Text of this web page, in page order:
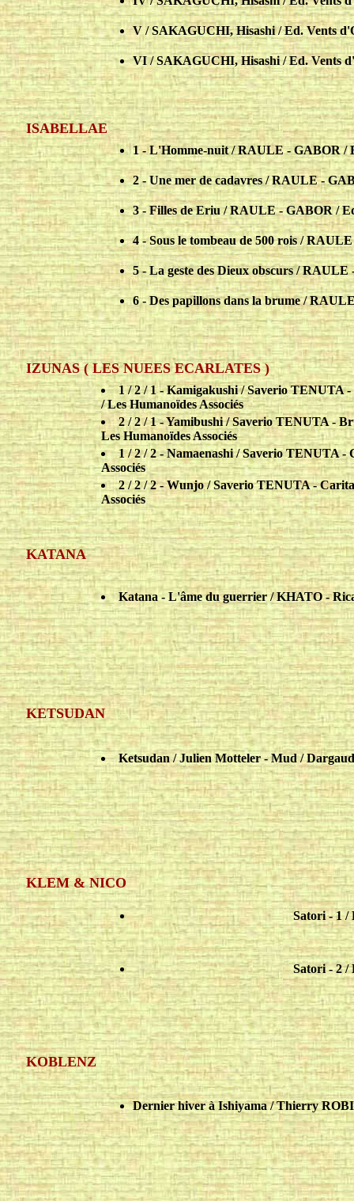
V / SAKAGUCHI, Hisashi / Ed. Vents
VI / SAKAGUCHI, Hisashi / Ed. Vents
ISABELLAE
1 - L'Homme-nuit / RAULE - GABOR /
2 - Une mer de cadavres / RAULE -
3 - Filles de Eriu / RAULE - GABOR /
4 - Sous le tombeau de 500 rois /
5 - La geste des Dieux obscurs /
6 - Des papillons dans la brume /
IZUNAS ( LES NUEES ECARLATES )
1 / 2 / 1 - Kamigakushi / Saverio
/ Les Humanoïdes Associés
2 / 2 / 1 - Yamibushi / Saverio TENUTA
Les Humanoïdes Associés
1 / 2 / 2 - Namaenashi / Saverio TENUTA
Associés
2 / 2 / 2 - Wunjo / Saverio TENUTA -
Associés
KATANA
Katana - L'âme du guerrier / KHATO -
KETSUDAN
Ketsudan / Julien Motteler - Mud /
KLEM & NICO
Satori - 1 /
Satori - 2 /
KOBLENZ
Dernier hiver à Ishiyama / Thierry